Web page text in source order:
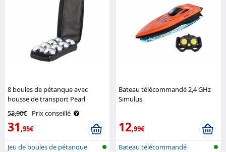
8 boules de pétanque avec
housse de transport Pearl
53,90€ Prix conseillé
31,95€
Jeu de boules de pétanque
Bateau télécommandé 2,4 GHz
Simulus
12,99€
Bateau télécommandé